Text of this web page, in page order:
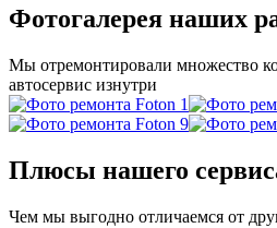
Фотогалерея наших
Мы отремонтировали множество
автосервис изнутри
Плюсы нашего
Чем мы выгодно отличаемся от